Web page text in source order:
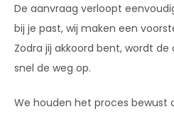
De aanvraag verloopt
bij je past, wij maken een
Zodra jij akkoord bent, wordt
snel de weg op.
We houden het proces bewust